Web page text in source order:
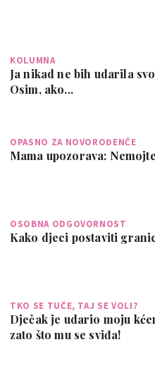
KOLUMNA
Ja nikad ne bih udarila
Osim, ako...
OPASNO ZA NOVOROĐENČE
Mama upozorava:
OSOBNA ODGOVORNOST
Kako djeci postaviti
TKO SE TUČE, TAJ SE VOLI?
Dječak je udario moju
zato što mu se sviđa!